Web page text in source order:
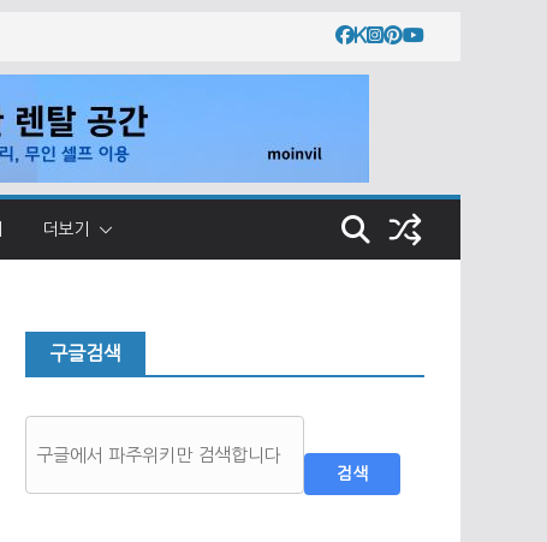
더보기
구글검색
검색